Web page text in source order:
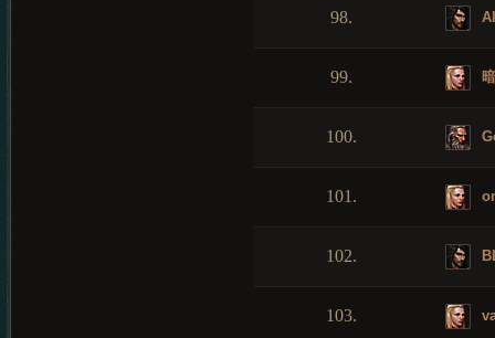
98.
99.
100.
101.
102.
103.